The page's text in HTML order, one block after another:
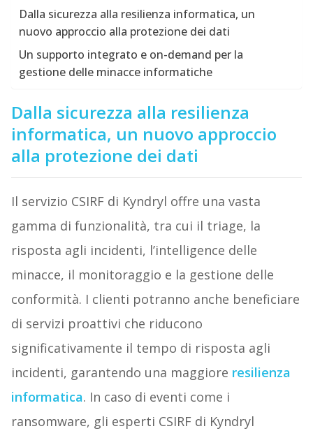
Dalla sicurezza alla resilienza informatica, un
nuovo approccio alla protezione dei dati
Un supporto integrato e on-demand per la
gestione delle minacce informatiche
Dalla sicurezza alla resilienza
informatica, un nuovo approccio
alla protezione dei dati
Il servizio CSIRF di Kyndryl offre una vasta
gamma di funzionalità, tra cui il triage, la
risposta agli incidenti, l’intelligence delle
minacce, il monitoraggio e la gestione delle
conformità. I clienti potranno anche beneficiare
di servizi proattivi che riducono
significativamente il tempo di risposta agli
incidenti, garantendo una maggiore resilienza
informatica. In caso di eventi come i
ransomware, gli esperti CSIRF di Kyndryl